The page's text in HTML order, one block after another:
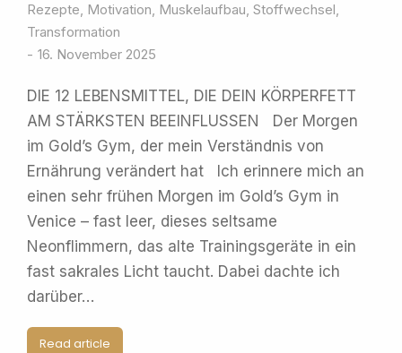
Rezepte, Motivation, Muskelaufbau, Stoffwechsel,
Transformation
16. November 2025
DIE 12 LEBENSMITTEL, DIE DEIN KÖRPERFETT
AM STÄRKSTEN BEEINFLUSSEN Der Morgen
im Gold’s Gym, der mein Verständnis von
Ernährung verändert hat Ich erinnere mich an
einen sehr frühen Morgen im Gold’s Gym in
Venice – fast leer, dieses seltsame
Neonflimmern, das alte Trainingsgeräte in ein
fast sakrales Licht taucht. Dabei dachte ich
darüber…
Read article